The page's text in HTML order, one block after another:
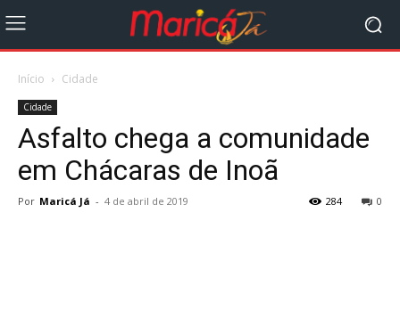
Início Cidade
Cidade
Asfalto chega a comunidade
em Chácaras de Inoã
Por Maricá Já - 4 de abril de 2019 0
284